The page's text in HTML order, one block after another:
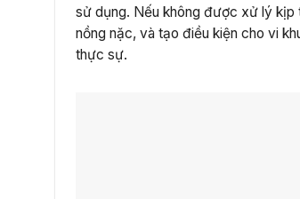
sử dụng. Nếu không được xử lý kịp
nồng nặc, và tạo điều kiện cho vi
thực sự.